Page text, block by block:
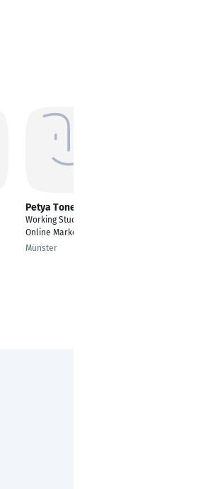
Petya Toneva
Working Student -
Online Marketing
Münster